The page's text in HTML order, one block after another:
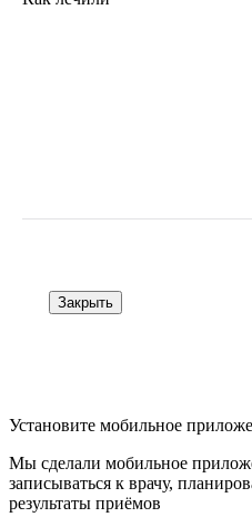
Закрыть
Установите мобильное
Мы сделали мобильное
записываться к врачу,
результаты приёмов